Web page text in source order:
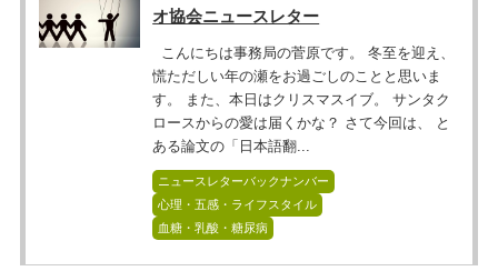
オ協会ニュースレター
こんにちは事務局の菅原です。 冬至を迎え、
慌ただしい年の瀬をお過ごしのことと思いま
す。 また、本日はクリスマスイブ。 サンタク
ロースからの愛は届くかな？ さて今回は、 と
ある論文の「日本語翻...
ニュースレターバックナンバー
心理・五感・ライフスタイル
血糖・乳酸・糖尿病